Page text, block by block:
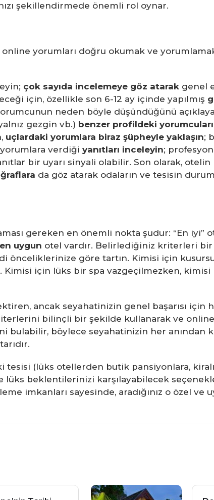
şekillendirmede önemli rol oynar.
yorumları doğru okumak ve
çok sayıda incelemeye göz atarak genel
için, özellikle son 6-12 ay içinde yapılmış
neden böyle düşündüğünü
gezgin vb.) benzer profildeki
uçlardaki yorumlara biraz şüpheyle yaklaşın;
verdiği yanıtları inceleyin;
bir uyarı sinyali olabilir. Son olarak, otelin
da göz atarak odaların ve tesisin
gereken en önemli nokta şudur: “En iyi”
uygun otel vardır. Belirlediğiniz kriterleri
önceliklerinize göre tartın. Kimisi için
için lüks bir spa vazgeçilmezken, kimisi
ancak seyahatinizin genel başarısı için
bilinçli bir şekilde kullanarak ve
bulabilir, böylece seyahatinizin her anından
tesisi (lüks otellerden butik pansiyonlara,
beklentilerinizi karşılayabilecek
imkanları sayesinde, aradığınız o özel ve